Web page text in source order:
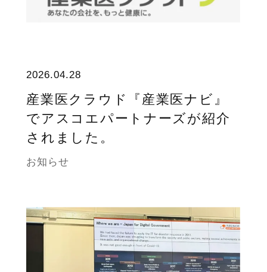
2026.04.28
産業医クラウド『産業医ナビ』
でアスコエパートナーズが紹介
されました。
お知らせ